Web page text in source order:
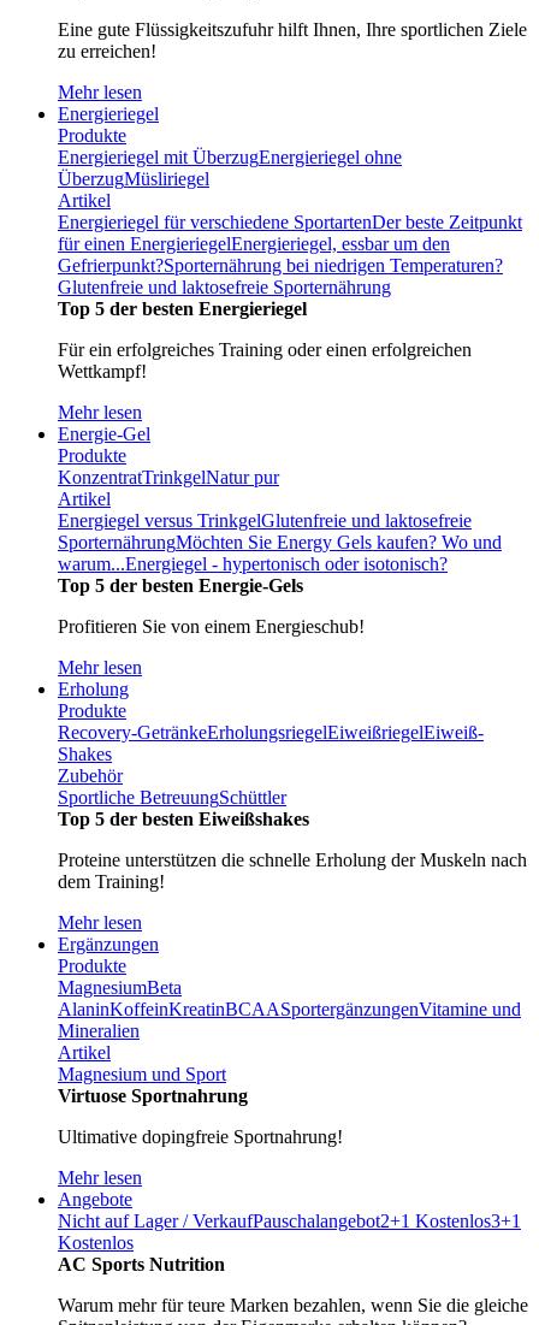
Eine gute Flüssigkeitszufuhr hilft Ihnen, Ihre sportlichen Ziele
zu erreichen!
Mehr lesen
Energieriegel
Produkte
Energieriegel mit ÜberzugEnergieriegel ohne
ÜberzugMüsliriegel
Artikel
Energieriegel für verschiedene SportartenDer beste Zeitpunkt
für einen EnergieriegelEnergieriegel, essbar um den
Gefrierpunkt?Sporternährung bei niedrigen Temperaturen?
Glutenfreie und laktosefreie Sporternährung
Top 5 der besten Energieriegel
Für ein erfolgreiches Training oder einen erfolgreichen
Wettkampf!
Mehr lesen
Energie-Gel
Produkte
KonzentratTrinkgelNatur pur
Artikel
Energiegel versus TrinkgelGlutenfreie und laktosefreie
SporternährungMöchten Sie Energy Gels kaufen? Wo und
warum...Energiegel - hypertonisch oder isotonisch?
Top 5 der besten Energie-Gels
Profitieren Sie von einem Energieschub!
Mehr lesen
Erholung
Produkte
Recovery-GetränkeErholungsriegelEiweißriegelEiweiß-
Shakes
Zubehör
Sportliche BetreuungSchüttler
Top 5 der besten Eiweißshakes
Proteine unterstützen die schnelle Erholung der Muskeln nach
dem Training!
Mehr lesen
Ergänzungen
Produkte
MagnesiumBeta
AlaninKoffeinKreatinBCAASportergänzungenVitamine und
Mineralien
Artikel
Magnesium und Sport
Virtuose Sportnahrung
Ultimative dopingfreie Sportnahrung!
Mehr lesen
Angebote
Nicht auf Lager / VerkaufPauschalangebot2+1 Kostenlos3+1
Kostenlos
AC Sports Nutrition
Warum mehr für teure Marken bezahlen, wenn Sie die gleiche